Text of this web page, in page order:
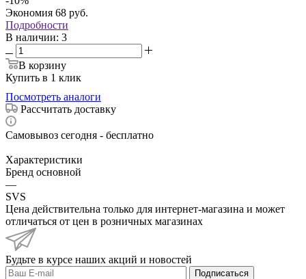
Экономия 68 руб.
Подробности
В наличии: 3
В корзину
Купить в 1 клик
Посмотреть аналоги
Рассчитать доставку
Самовывоз сегодня - бесплатно
Характеристики
Бренд основной
—
SVS
Цена действительна только для интернет-магазина и может
отличаться от цен в розничных магазинах
Будьте в курсе наших акций и новостей
Подписаться